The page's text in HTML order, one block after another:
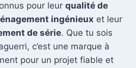
pour leur qualité de
ingénieux et leur
de série. Que tu sois
c’est une marque à
pour un projet fiable et